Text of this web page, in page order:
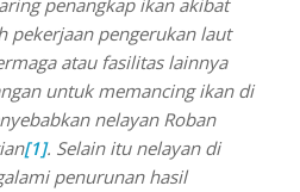
penangkap ikan akibat
pekerjaan pengerukan laut
atau fasilitas lainnya
untuk memancing ikan di
nelayan Roban
[1]. Selain itu nelayan di
penurunan hasil